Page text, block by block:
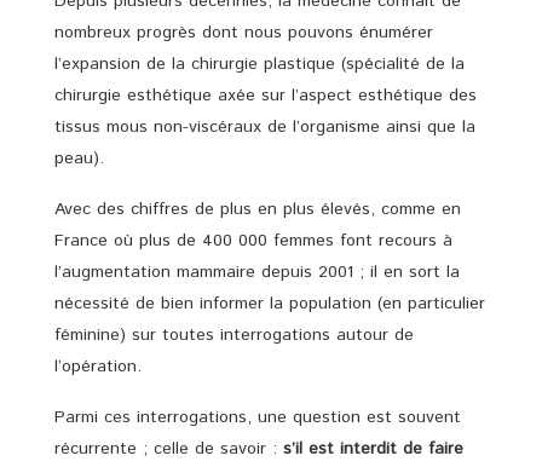
nombreux progrès dont nous pouvons énumérer
l’expansion de la chirurgie plastique (spécialité de la
chirurgie esthétique axée sur l’aspect esthétique des
tissus mous non-viscéraux de l’organisme ainsi que la
peau).
Avec des chiffres de plus en plus élevés, comme en
France où plus de 400 000 femmes font recours à
l’augmentation mammaire depuis 2001 ; il en sort la
nécessité de bien informer la population (en particulier
féminine) sur toutes interrogations autour de
l’opération.
Parmi ces interrogations, une question est souvent
récurrente ; celle de savoir : s’il est interdit de faire